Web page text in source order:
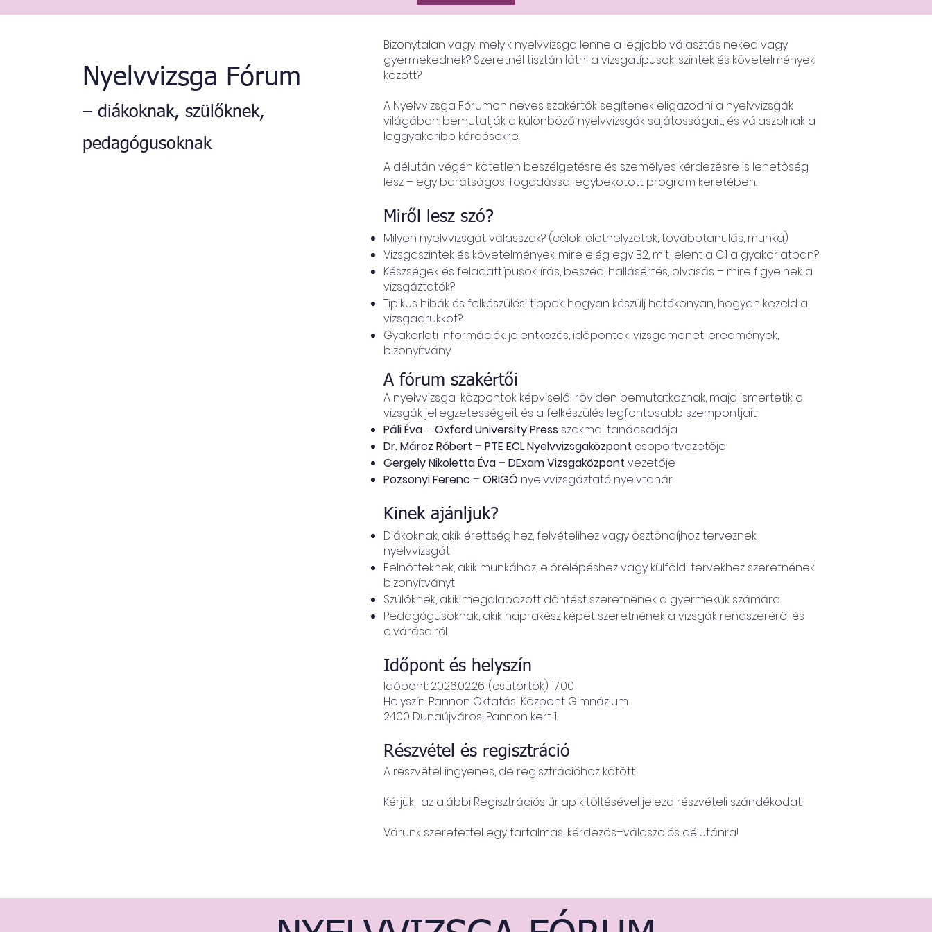
Nyelvvizsga Fórum
– diákoknak, szülőknek,
pedagógusoknak
Bizonytalan vagy, melyik nyelvvizsga lenne a legjobb választás neked vagy
gyermekednek? Szeretnél tisztán látni a vizsgatípusok, szintek és követelmények
között?
A Nyelvvizsga Fórumon neves szakértők segítenek eligazodni a nyelvvizsgák
világában: bemutatják a különböző nyelvvizsgák sajátosságait, és válaszolnak a
leggyakoribb kérdésekre.
A délután végén kötetlen beszélgetésre és személyes kérdezésre is lehetőség
lesz – egy barátságos, fogadással egybekötött program keretében.
Miről lesz szó?
Milyen nyelvvizsgát válasszak? (célok, élethelyzetek, továbbtanulás, munka)
Vizsgaszintek és követelmények: mire elég egy B2, mit jelent a C1 a gyakorlatban?
Készségek és feladattípusok: írás, beszéd, hallásértés, olvasás – mire figyelnek a
vizsgáztatók?
Tipikus hibák és felkészülési tippek: hogyan készülj hatékonyan, hogyan kezeld a
vizsgadrukkot?
Gyakorlati információk: jelentkezés, időpontok, vizsgamenet, eredmények,
bizonyítvány
A fórum szakértői
A nyelvvizsga-központok képviselői röviden bemutatkoznak, majd ismertetik a
vizsgák jellegzetességeit és a felkészülés legfontosabb szempontjait:
Páli Éva–Oxford University Press szakmai tanácsadója
Dr. Márcz Róbert –PTE ECL Nyelvvizsgaközpont csoportvezetője
Gergely Nikoletta Éva–DExam Vizsgaközpont vezetője
Pozsonyi Ferenc –ORIGÓ nyelvvizsgáztató nyelvtanár
Kinek ajánljuk?
Diákoknak, akik érettségihez, felvételihez vagy ösztöndíjhoz terveznek
nyelvvizsgát
Felnőtteknek, akik munkához, előrelépéshez vagy külföldi tervekhez szeretnének
bizonyítványt
Szülőknek, akik megalapozott döntést szeretnének a gyermekük számára
Pedagógusoknak, akik naprakész képet szeretnének a vizsgák rendszeréről és
elvárásairól
Időpont és helyszín
Időpont: 2026.02.26. (csütörtök) 17:00
Helyszín: Pannon Oktatási Központ Gimnázium
2400 Dunaújváros, Pannon kert 1.
Részvétel és regisztráció
A részvétel ingyenes, de regisztrációhoz kötött.
Kérjük, az alábbi Regisztrációs űrlap kitöltésével jelezd részvételi szándékodat.
Várunk szeretettel egy tartalmas, kérdezős–válaszolós délutánra!